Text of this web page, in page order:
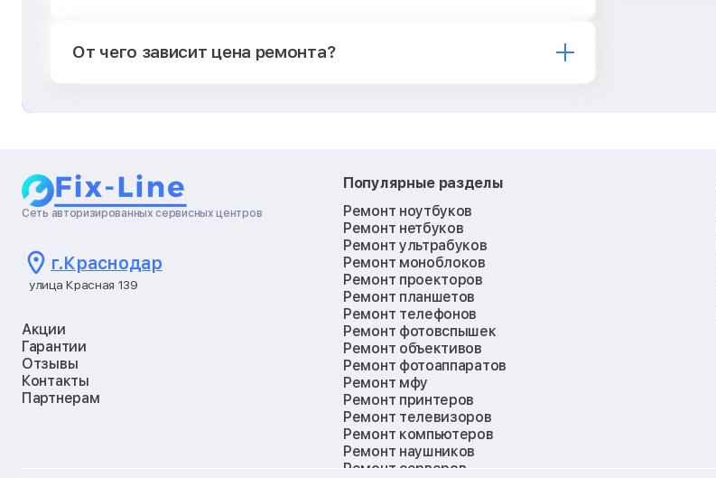
От чего зависит цена ремонта?
Сеть авторизированных сервисных центров
г.Краснодар
улица Красная 139
Акции
Гарантии
Отзывы
Контакты
Партнерам
Популярные разделы
Ремонт ноутбуков
Ремонт нетбуков
Ремонт ультрабуков
Ремонт моноблоков
Ремонт проекторов
Ремонт планшетов
Ремонт телефонов
Ремонт фотовспышек
Ремонт объективов
Ремонт фотоаппаратов
Ремонт мфу
Ремонт принтеров
Ремонт телевизоров
Ремонт компьютеров
Ремонт наушников
Ремонт серверов